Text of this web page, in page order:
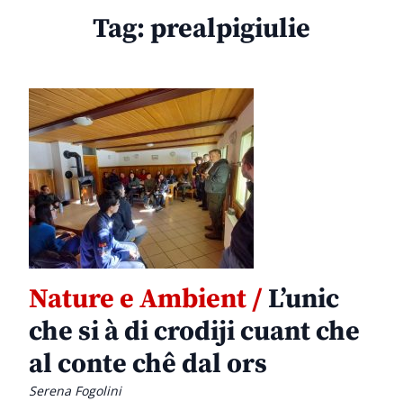
Tag:prealpigiulie
Nature e Ambient /L’unic
che si à di crodiji cuant che
al conte chê dal ors
Serena Fogolini